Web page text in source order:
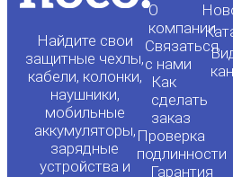
Найдите свои
защитные чехлы,
кабели, колонки,
наушники,
мобильные
аккумуляторы,
зарядные
устройства и
О
компании
Связаться
с нами
Как
сделать
заказ
Проверка
подлинности
Гарантия